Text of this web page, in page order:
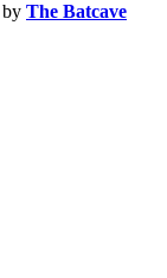
The Batcave